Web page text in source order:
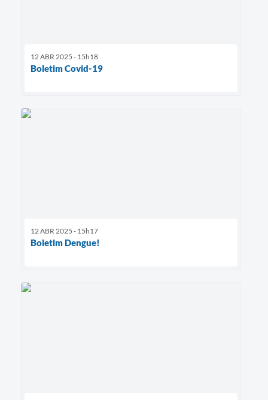
12 ABR 2025 - 15h18
Boletim Covid-19
12 ABR 2025 - 15h17
Boletim Dengue!